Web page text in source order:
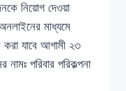
নিয়োগ দেওয়া
মাধ্যমে
যাবে আগামী ২৩
পরিবার পরিকল্পনা